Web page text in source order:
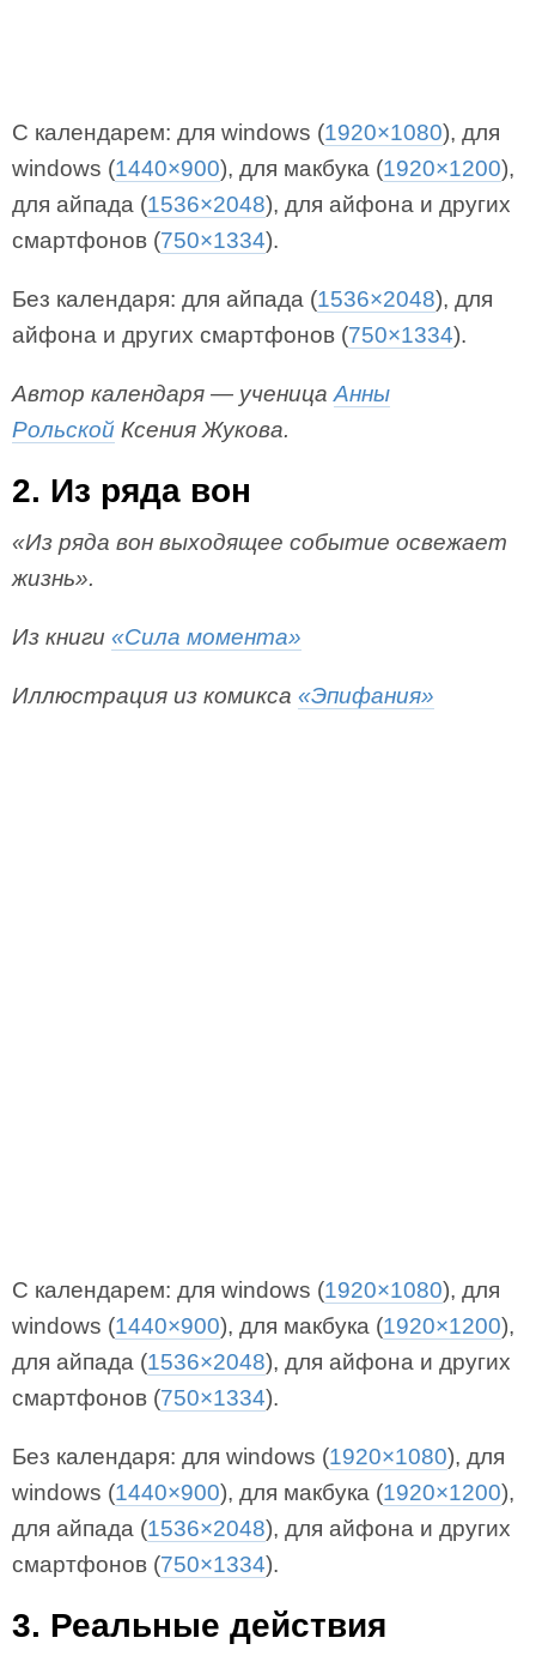
С календарем: для windows (1920×1080), для
windows (1440×900), для макбука (1920×1200),
для айпада (1536×2048), для айфона и других
смартфонов (750×1334).
Без календаря: для айпада (1536×2048), для
айфона и других смартфонов (750×1334).
Автор календаря — ученица Анны
Рольской Ксения Жукова.
2. Из ряда вон
«Из ряда вон выходящее событие освежает
жизнь».
Из книги «Сила момента»
Иллюстрация из комикса «Эпифания»
С календарем: для windows (1920×1080), для
windows (1440×900), для макбука (1920×1200),
для айпада (1536×2048), для айфона и других
смартфонов (750×1334).
Без календаря: для windows (1920×1080), для
windows (1440×900), для макбука (1920×1200),
для айпада (1536×2048), для айфона и других
смартфонов (750×1334).
3. Реальные действия